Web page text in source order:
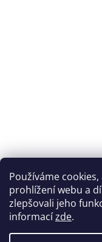
Používáme
prohlížení webu a
zlepšovali jeho
informacízde.